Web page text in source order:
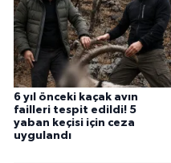
6 yıl önceki kaçak avın
failleri tespit edildi! 5
yaban keçisi için ceza
uygulandı